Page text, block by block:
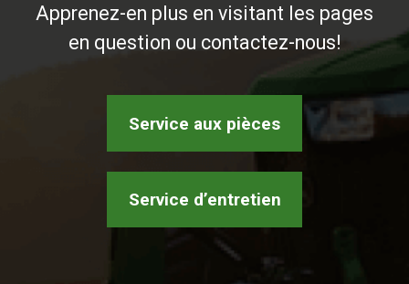
Apprenez-en plus en visitant les pages
en question ou contactez-nous!
Service aux pièces
Service d’entretien